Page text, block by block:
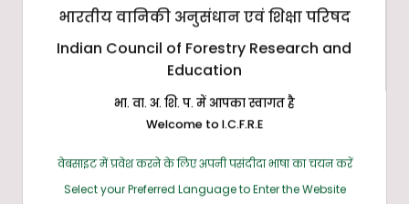
नई दिल्ली स्थित एमओईएफसीसी से पिछले चार वर्षों
यानी 2018-19 से 2021-22 तक आईसीएफआरई को प्राप्त अनुदानों
5
भारतीय वानिकी अनुसंधान एवं शिक्षा परिषद
Indian Council of Forestry Research and
Education
भा. वा. अ. शि. प. में आपका स्वागत है
Welcome to I.C.F.R.E
वेबसाइट में प्रवेश करने के लिए अपनी पसंदीदा भाषा का चयन करें
Select your Preferred Language to Enter the Website